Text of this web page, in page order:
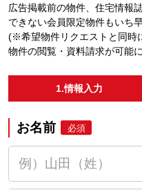
広告掲載前の物件、住宅情報
できない会員限定物件もいち
(※希望物件リクエストと同時
物件の閲覧・資料請求が可能
1.情報入力
お名前 必須